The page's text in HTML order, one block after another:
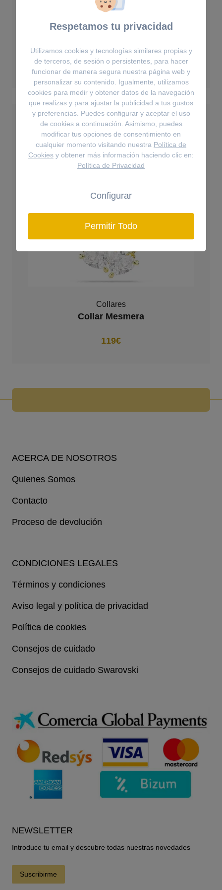
Pulseras
Pequeña, Blanca, Baño tono oro
220€
Collares
Collar Mesmera
119€
ACERCA DE NOSOTROS
Quienes Somos
Contacto
Proceso de devolución
CONDICIONES LEGALES
Términos y condiciones
Aviso legal y política de privacidad
Política de cookies
Consejos de cuidado
Consejos de cuidado Swarovski
NEWSLETTER
Introduce tu email y descubre todas nuestras novedades
Suscribirme
Respetamos tu privacidad
Utilizamos cookies y tecnologías similares propias y
de terceros, de sesión o persistentes, para hacer
funcionar de manera segura nuestra página web y
personalizar su contenido. Igualmente, utilizamos
cookies para medir y obtener datos de la navegación
que realizas y para ajustar la publicidad a tus gustos
y preferencias. Puedes configurar y aceptar el uso
de cookies a continuación. Asimismo, puedes
modificar tus opciones de consentimiento en
cualquier momento visitando nuestra Política de
Cookies y obtener más información haciendo clic en:
Política de Privacidad
Configurar
Permitir Todo